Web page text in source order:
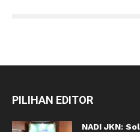
PILIHAN EDITOR
NADI JKN: